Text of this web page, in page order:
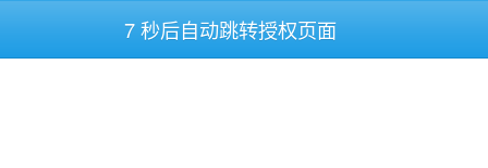
7 秒后自动跳转授权页面